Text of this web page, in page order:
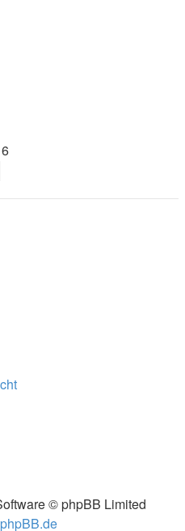
© phpBB Limited
phpBB.de